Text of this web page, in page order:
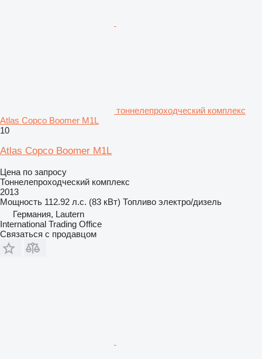
тоннелепроходческий комплекс
Atlas Copco Boomer M1L
10
Atlas Copco Boomer M1L
Цена по запросу
Тоннелепроходческий комплекс
2013
Мощность 112.92 л.с. (83 кВт) Топливо электро/дизель
Германия, Lautern
International Trading Office
Связаться с продавцом